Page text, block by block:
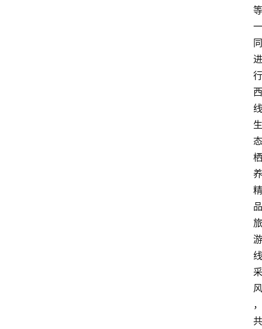
等
一
同
进
行
西
线
生
态
栖
养
精
品
旅
游
线
采
风
，
共